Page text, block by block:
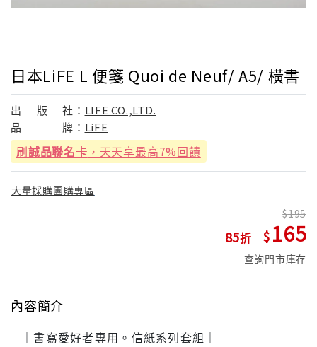
日本LiFE L 便箋 Quoi de Neuf/ A5/ 橫書
出 版 社： LIFE CO.,LTD.
品
牌： LiFE
刷誠品聯名卡 ，天天享最高7%回饋
大量採購團購專區
85
195
165
查詢門市庫存
內容簡介
｜書寫愛好者專用。信紙系列套組｜